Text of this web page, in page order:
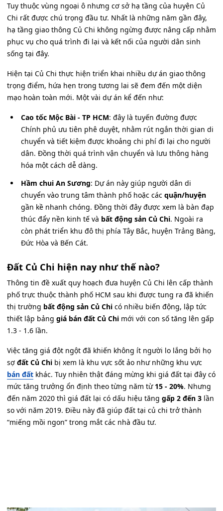
Tuy thuộc vùng ngoại ô nhưng cơ sở hạ tầng của huyện Củ
Chi rất được chú trọng đầu tư. Nhất là những năm gần đây,
hạ tầng giao thông Củ Chi không ngừng được nâng cấp nhằm
phục vụ cho quá trình đi lại và kết nối của người dân sinh
sống tại đây.
Hiện tại Củ Chi thực hiện triển khai nhiều dự án giao thông
trọng điểm, hứa hẹn trong tương lai sẽ đem đến một diện
mạo hoàn toàn mới. Một vài dự án kể đến như:
Cao tốc Mộc Bài - TP HCM: đây là tuyến đường được
Chính phủ ưu tiên phê duyệt, nhằm rút ngắn thời gian di
chuyển và tiết kiệm được khoảng chi phí đi lại cho người
dân. Đồng thời quá trình vận chuyển và lưu thông hàng
hóa một cách dễ dàng.
Hầm chui An Sương: Dự án này giúp người dân di
chuyển vào trung tâm thành phố hoặc các quận/huyện
gần kề nhanh chóng. Đồng thời đây được xem là bàn đạp
thúc đẩy nền kinh tế và bất động sản Củ Chi. Ngoài ra
còn phát triển khu đô thị phía Tây Bắc, huyện Trảng Bàng,
Đức Hòa và Bến Cát.
Đất Củ Chi hiện nay như thế nào?
Thông tin đề xuất quy hoạch đưa huyện Củ Chi lên cấp thành
phố trực thuộc thành phố HCM sau khi được tung ra đã khiến
thị trường bất động sản Củ Chi có nhiều biến động, lập tức
thiết lập bảng giá bán đất Củ Chi mới với con số tăng lên gấp
1.3 - 1.6 lần.
Việc tăng giá đột ngột đã khiến không ít người lo lắng bởi họ
sợ đất Củ Chi bị xem là khu vực sốt ảo như những khu vực
bán đất khác. Tuy nhiên thật đáng mừng khi giá đất tại đây có
mức tăng trưởng ổn định theo từng năm từ 15 - 20%. Nhưng
đến năm 2020 thì giá đất lại có dấu hiệu tăng gấp 2 đến 3 lần
so với năm 2019. Điều này đã giúp đất tại củ chi trở thành
“miếng mồi ngon” trong mắt các nhà đầu tư.